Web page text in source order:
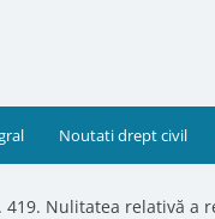
Noutati drept civil
419. Nulitatea relativă a